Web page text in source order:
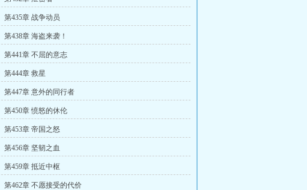
第435章 战争动员
第438章 海盗来袭！
第441章 不屈的意志
第444章 救星
第447章 意外的同行者
第450章 愤怒的休伦
第453章 帝国之怒
第456章 坚韧之血
第459章 抵近中枢
第462章 不愿接受的代价